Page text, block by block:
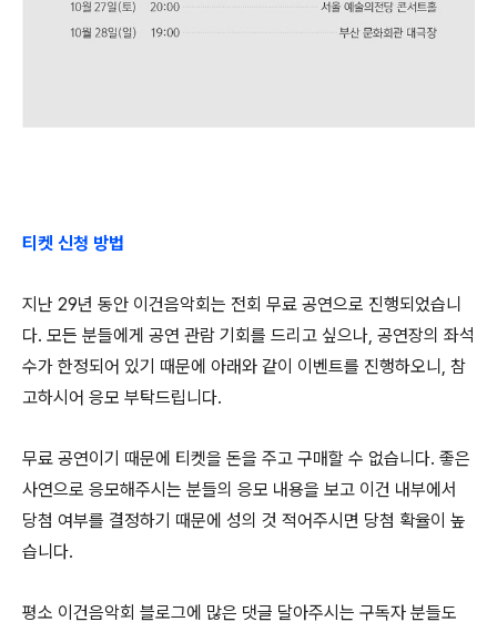
티켓 신청 방법
지난 29년 동안 이건음악회는 전회 무료 공연으로 진행되었습니
다. 모든 분들에게 공연 관람 기회를 드리고 싶으나, 공연장의 좌석
수가 한정되어 있기 때문에 아래와 같이 이벤트를 진행하오니, 참
고하시어 응모 부탁드립니다.
무료 공연이기 때문에 티켓을 돈을 주고 구매할 수 없습니다. 좋은
사연으로 응모해주시는 분들의 응모 내용을 보고 이건 내부에서
당첨 여부를 결정하기 때문에 성의 것 적어주시면 당첨 확율이 높
습니다.
평소 이건음악회 블로그에 많은 댓글 달아주시는 구독자 분들도